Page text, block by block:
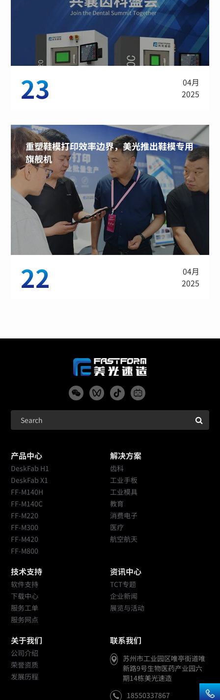
23
04月
2025
重塑鞋模打印效率边界，美光推出鞋模专用
旗舰机
22
04月
2025
产品中心
DeskFab H1
DeskFab X1
FF-M140H
FF-M140C
FF-M220
FF-M300
FF-M420
FF-M800
解决方案
齿科
工业手板
工业模具
教育
消费电子
医疗
航空航天
技术支持
软件支持
下载中心
服务工单
服务网点
资讯中心
TCT专题
企业新闻
展览与活动
关于我们
公司介绍
荣誉资质
发展历程
联系我们
苏州市工业园区唯亭街道唯
新路9号生物医药产业园六
期14栋美光速造
18550337867